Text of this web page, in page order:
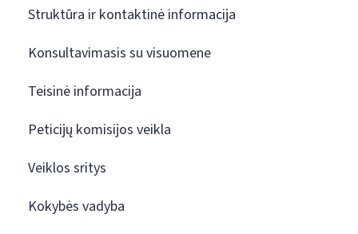
Struktūra ir kontaktinė informacija
Konsultavimasis su visuomene
Teisinė informacija
Peticijų komisijos veikla
Veiklos sritys
Kokybės vadyba